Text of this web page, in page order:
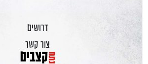
דרושים
צור קשר